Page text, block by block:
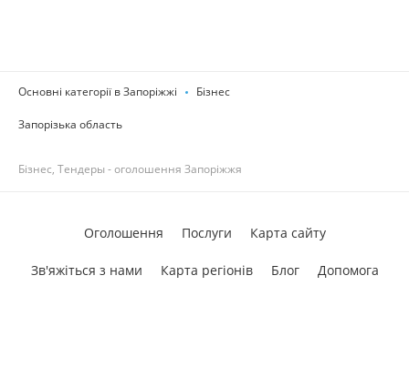
Основні категорії в Запоріжжі Бізнес
Запорізька область
Бізнес, Тендеры - оголошення Запоріжжя
Оголошення Послуги Карта сайту
Зв'яжіться з нами Карта регіонів Блог Допомога